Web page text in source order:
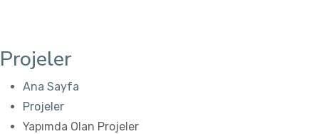
Projeler
Ana Sayfa
Projeler
Yapımda Olan Projeler